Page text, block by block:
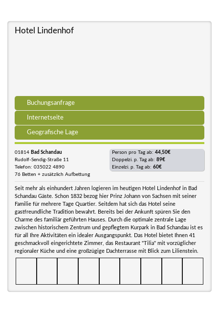
Hotel Lindenhof
Buchungsanfrage
Internetseite
Geografische Lage
01814 Bad Schandau
Rudolf-Sendig-Straße 11
Telefon: 035022 4890
76 Betten + zusätzlich Aufbettung
Person pro Tag ab: 44,50€
Doppelzi. p. Tag ab: 89€
Einzelzi. p. Tag ab: 60€
Seit mehr als einhundert Jahren logieren im heutigen Hotel Lindenhof in Bad
Schandau Gäste. Schon 1832 bezog hier Prinz Johann von Sachsen mit seiner
Familie für mehrere Tage Quartier. Seitdem hat sich das Hotel seine
gastfreundliche Tradition bewahrt. Bereits bei der Ankunft spüren Sie den
Charme des familiär geführten Hauses. Durch die optimale zentrale Lage
zwischen historischem Zentrum und gepflegtem Kurpark in Bad Schandau ist es
für all Ihre Aktivitäten ein idealer Ausgangspunkt. Das Hotel bietet Ihnen 41
geschmackvoll eingerichtete Zimmer, das Restaurant "Tilia" mit vorzüglicher
regionaler Küche und eine großzügige Dachterrasse mit Blick zum Lilienstein.